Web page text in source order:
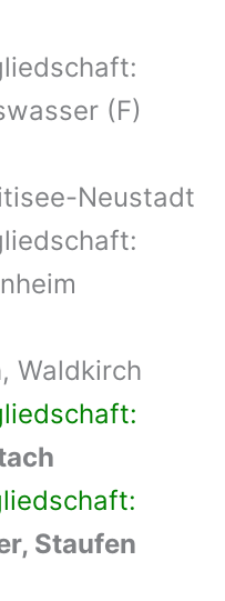
(F)
Neustadt
Waldkirch
Staufen